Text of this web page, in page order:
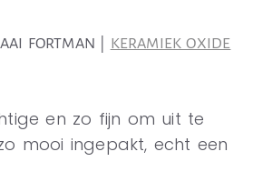
FORTMAN | KERAMIEK OXIDE
en zo fijn om uit te
mooi ingepakt, echt een